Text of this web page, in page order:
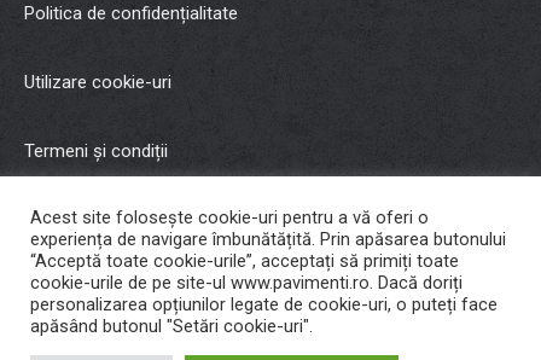
Politica de confidențialitate
Utilizare cookie-uri
Termeni și condiții
Copyright © 2021 Malman Inter Trading SRL
Cariere
Acest site folosește cookie-uri pentru a vă oferi o
experiența de navigare îmbunătățită. Prin apăsarea butonului
“Acceptă toate cookie-urile”, acceptați să primiți toate
cookie-urile de pe site-ul www.pavimenti.ro. Dacă doriți
personalizarea opțiunilor legate de cookie-uri, o puteți face
apăsând butonul "Setări cookie-uri".